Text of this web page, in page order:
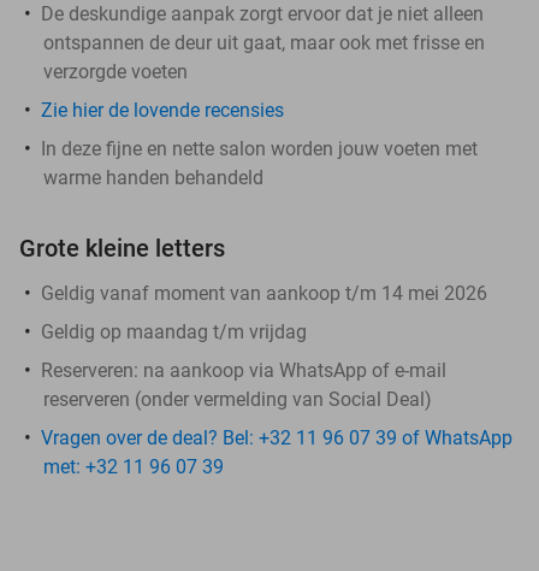
De deskundige aanpak zorgt ervoor dat je niet alleen
ontspannen de deur uit gaat, maar ook met frisse en
verzorgde voeten
Zie hier de lovende recensies
In deze fijne en nette salon worden jouw voeten met
warme handen behandeld
Grote kleine letters
Geldig vanaf moment van aankoop t/m 14 mei 2026
Geldig op maandag t/m vrijdag
Reserveren: na aankoop via WhatsApp of e-mail
reserveren (onder vermelding van Social Deal)
Vragen over de deal? Bel: +32 11 96 07 39 of WhatsApp
met: +32 11 96 07 39